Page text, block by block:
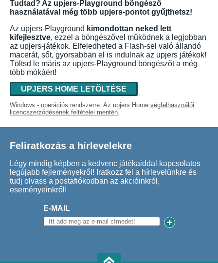
Tudtad? Az upjers-Playground böngésző
használatával még több upjers-pontot gyűjthetsz!
Az upjers-Playground kimondottan neked lett
kifejlesztve, ezzel a böngészővel működnek a legjobban
az upjers-játékok. Elfeledheted a Flash-sel való állandó
macerát, sőt, gyorsabban el is indulnak az upjers játékok!
Töltsd le máris az upjers-Playground böngészőt a még
több mókáért!
UPJERS HOME LETÖLTÉSE
Windows - operációs rendszerre. Az upjers Home végfelhasználói
licencszerződésének feltételei mentén
Feliratkozás a hírlevelekre
Légy mindig képben a kedvenc játékaiddal kapcsolatos
legújabb fejleményekről! Iratkozz fel a hírlevelünkre és
tudj olvass a postafiókodban az akcióinkról,
eseményeinkről!
E-MAIL